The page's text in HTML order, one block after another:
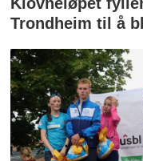
Trondheim til å